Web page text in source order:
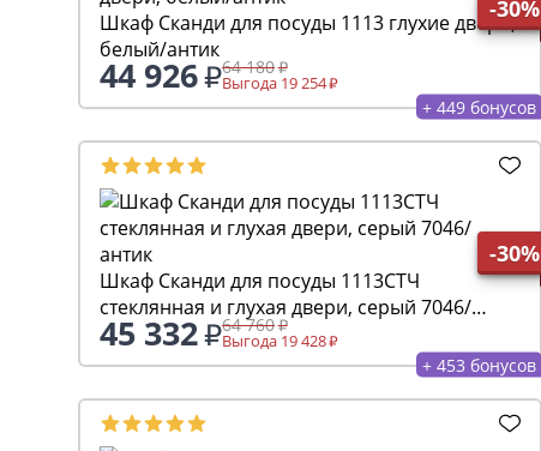
-30%
Шкаф Сканди для посуды 1113 глухие двери,
белый/антик
44 926 64 180
Выгода 19 254
+ 449 бонусов
-30%
Шкаф Сканди для посуды 1113СТЧ
стеклянная и глухая двери, серый 7046/
антик
45 332 64 760
Выгода 19 428
+ 453 бонусов